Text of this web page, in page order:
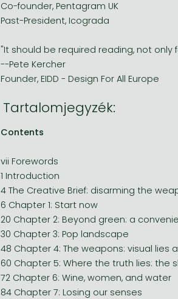
Co-founder, Pentagram UK
Past-President, Icograda
"It should be required reading, not
--Pete Kercher
Founder, EIDD - Design For All Europe
Tartalomjegyzék:
Contents
vii Forewords
1 Introduction
4 The Creative Brief: disarming the
6 Chapter 1: Start now
20 Chapter 2: Beyond green: a
30 Chapter 3: Pop landscape
48 Chapter 4: The weapons: visual lies
60 Chapter 5: Where the truth lies: the
72 Chapter 6: Wine, women, and water
84 Chapter 7: Losing our senses